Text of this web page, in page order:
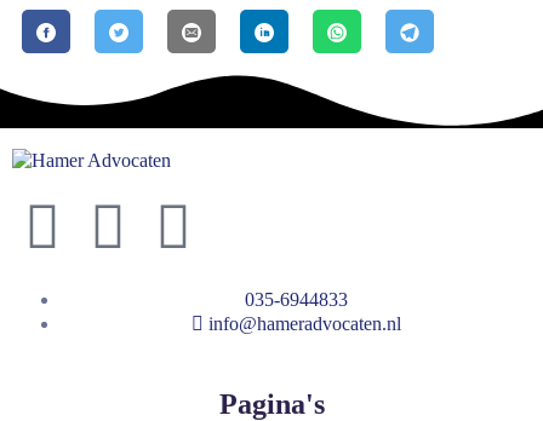
035-6944833
info@hameradvocaten.nl
Pagina's